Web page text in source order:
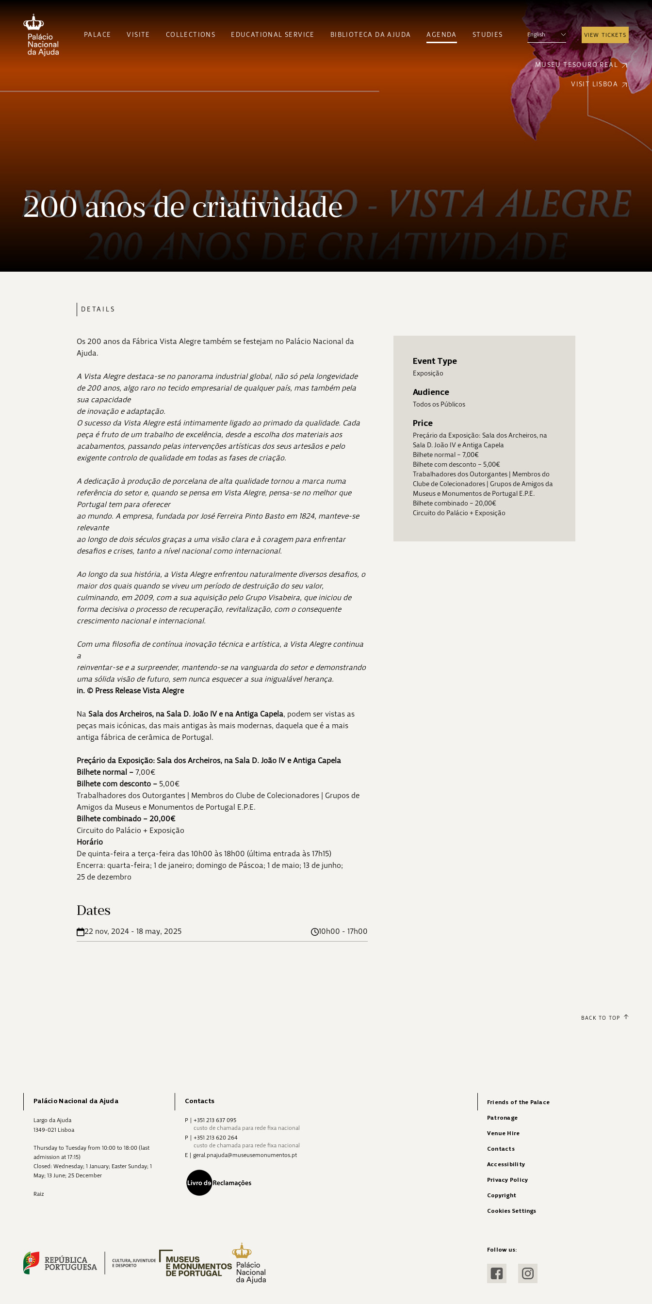
PALACE VISITE COLLECTIONS EDUCATIONAL SERVICE BIBLIOTECA DA AJUDA AGENDA STUDIES English VIEW TICKETS
MUSEU TESOURO REAL
VISIT LISBOA
200 anos de criatividade
DETAILS
Os 200 anos da Fábrica Vista Alegre também se festejam no Palácio Nacional da
Ajuda.
A Vista Alegre destaca-se no panorama industrial global, não só pela longevidade
de 200 anos, algo raro no tecido empresarial de qualquer país, mas também pela
sua capacidade
de inovação e adaptação.
O sucesso da Vista Alegre está intimamente ligado ao primado da qualidade. Cada
peça é fruto de um trabalho de excelência, desde a escolha dos materiais aos
acabamentos, passando pelas intervenções artísticas dos seus artesãos e pelo
exigente controlo de qualidade em todas as fases de criação.
A dedicação à produção de porcelana de alta qualidade tornou a marca numa
referência do setor e, quando se pensa em Vista Alegre, pensa-se no melhor que
Portugal tem para oferecer
ao mundo. A empresa, fundada por José Ferreira Pinto Basto em 1824, manteve-se
relevante
ao longo de dois séculos graças a uma visão clara e à coragem para enfrentar
desafios e crises, tanto a nível nacional como internacional.
Ao longo da sua história, a Vista Alegre enfrentou naturalmente diversos desafios, o
maior dos quais quando se viveu um período de destruição do seu valor,
culminando, em 2009, com a sua aquisição pelo Grupo Visabeira, que iniciou de
forma decisiva o processo de recuperação, revitalização, com o consequente
crescimento nacional e internacional.
Com uma filosofia de contínua inovação técnica e artística, a Vista Alegre continua
a
reinventar-se e a surpreender, mantendo-se na vanguarda do setor e demonstrando
uma sólida visão de futuro, sem nunca esquecer a sua inigualável herança.
in. © Press Release Vista Alegre
Na Sala dos Archeiros, na Sala D. João IV e na Antiga Capela, podem ser vistas as
peças mais icónicas, das mais antigas às mais modernas, daquela que é a mais
antiga fábrica de cerâmica de Portugal.
Preçário da Exposição: Sala dos Archeiros, na Sala D. João IV e Antiga Capela
Bilhete normal – 7,00€
Bilhete com desconto – 5,00€
Trabalhadores dos Outorgantes | Membros do Clube de Colecionadores | Grupos de
Amigos da Museus e Monumentos de Portugal E.P.E.
Bilhete combinado – 20,00€
Circuito do Palácio + Exposição
Horário
De quinta-feira a terça-feira das 10h00 às 18h00 (última entrada às 17h15)
Encerra: quarta-feira; 1 de janeiro; domingo de Páscoa; 1 de maio; 13 de junho;
25 de dezembro
Dates
22 nov, 2024 - 18 may, 2025 10h00 - 17h00
Event Type
Exposição
Audience
Todos os Públicos
Price
Preçário da Exposição: Sala dos Archeiros, na
Sala D. João IV e Antiga Capela
Bilhete normal – 7,00€
Bilhete com desconto – 5,00€
Trabalhadores dos Outorgantes | Membros do
Clube de Colecionadores | Grupos de Amigos da
Museus e Monumentos de Portugal E.P.E.
Bilhete combinado – 20,00€
Circuito do Palácio + Exposição
BACK TO TOP
Palácio Nacional da Ajuda
Largo da Ajuda
1349-021 Lisboa
Thursday to Tuesday from 10:00 to 18:00 (last
admission at 17:15)
Closed: Wednesday; 1 January; Easter Sunday; 1
May; 13 June; 25 December
Raiz
Contacts
P
+351 213 637 095
custo de chamada para rede fixa nacional
P
+351 213 620 264
custo de chamada para rede fixa nacional
E
geral.pnajuda@museusemonumentos.pt
Friends of the Palace
Patronage
Venue Hire
Contacts
Accessibility
Privacy Policy
Copyright
Cookies Settings
Follow us:
Visit FacebookVisit Instagram